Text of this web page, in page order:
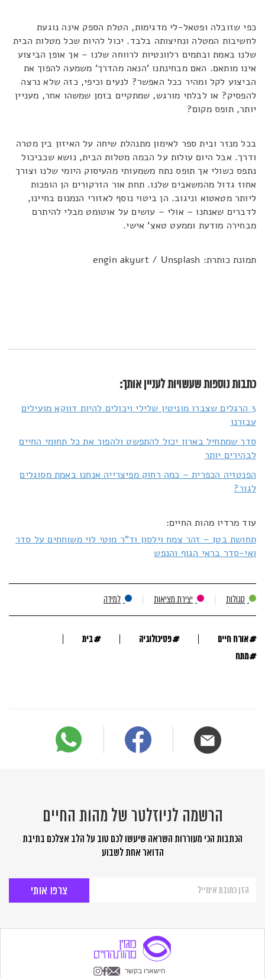
כפי שזובלה ופטאל-לי מדגימות, הטלת הספק אינה נוגעת
לחשיבות המטלה ונחיצותה בלבד. יכול להיות שכל מטלות הבית
שלנו באמת ובתמים רלוונטיות לרווחה שלנו – אך אופן הביצוע
אינו מותאם. האם מבחינתנו 'הנאה מהדרך' משמעה להפוך את
הביצוע לקל ומהיר ככל האפשר? לנעים וכיפי, כזה שלא נרצה
להפסיק? או לבלתי מורגש, שמתקיים בזמן שמשהו אחר, מעניין
יותר, תופס מקום?
בכל מנזר ובית ספר לאימון מתנהלת שיחה על האיזון בין מטרה
ודרך. אבל היום עולות על הבמה מטלות הבית, נושא שכביכול
נתפס כשולי אך תופס נתח משמעותי מהעיסוק היומי שלנו וצורך
אחוז גדול מהמשאבים שלנו. תחת אור הזרקורים הן הופכות
ליותר מטאטוא וניגוב. הן ביטוי נוסף לאזורי הנמנום בחיינו,
לדברים שאנחנו – אולי – עושים על אוטומט מבלי להיתרם
מבחירה מודעת וממעט טאצ' אישי.
תמונת כותרת: engin akyurt / Unsplash
כתבות נוספות שעשויות לעניין אותך:
3 הרגלים שצברו מוניטין שלילי ויכולים להיות דווקא מועילים
עבורנו
סדר שמתחיל בארון יכול להתפשט ולהפוך את כל תחומי החיים
לבהירים יותר
הפנטזיה הכפרית – כמה רחוק מפיצרייה אנחנו באמת מסוגלים
לגור?
עוד מרדיו מהות החיים:
תחושת בטן – זהר צמח וילסון וד"ר מוטי לוי משוחחים על סדר
ואי-סדר בראי הגוף והנפש
סגולות יצירת מציאות למידה
#אורח חיים #פסיכולוגיה #בית
#מתח
הרשמה לניוזלטר של מהות החיים
הכתבות הכי מעוררות השראה שיעשו לכם טוב על הלב אצלכם בתיבת
הדואר אחת לשבוע
לניוזלטר
החיים
הישארו בקשר